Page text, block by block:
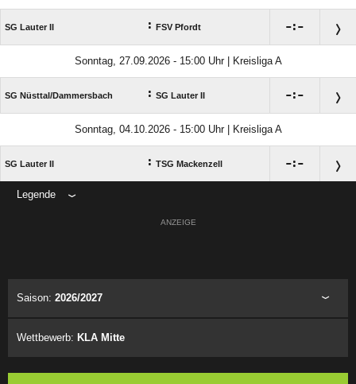
SG Lauter II : FSV Pfordt :
Sonntag, 27.09.2026 - 15:00 Uhr | Kreisliga A
SG Nüsttal/​Dammersbach : SG Lauter II :
Sonntag, 04.10.2026 - 15:00 Uhr | Kreisliga A
SG Lauter II : TSG Mackenzell :
Legende
ANZEIGE
Saison: 2026/2027
Wettbewerb: KLA Mitte